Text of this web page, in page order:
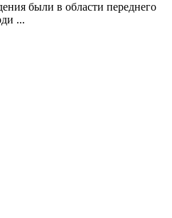
были в области переднего
...